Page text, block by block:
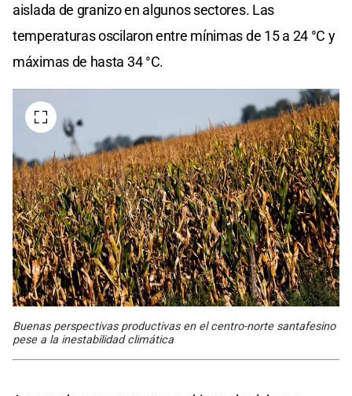
aislada de granizo en algunos sectores. Las
temperaturas oscilaron entre mínimas de 15 a 24 °C y
máximas de hasta 34 °C.
Buenas perspectivas productivas en el centro-norte santafesino
pese a la inestabilidad climática